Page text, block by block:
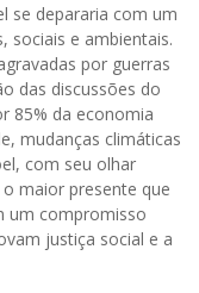
se depararia com um
sociais e ambientais.
por guerras
das discussões do
85% da economia
mudanças climáticas
com seu olhar
maior presente que
um compromisso
justiça social e a